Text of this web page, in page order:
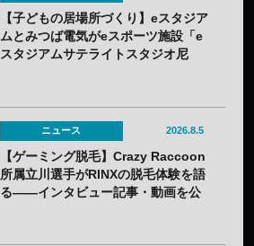
【子どもの居場所づくり】eスタジア
ムとみつば電気がeスポーツ施設「e
スタジアムサテライトスタジオ尼
ニュース 2026.8.5
【ゲーミング脱毛】Crazy Raccoon
所属立川選手がRINXの脱毛体験を語
る——インタビュー記事・動画を公